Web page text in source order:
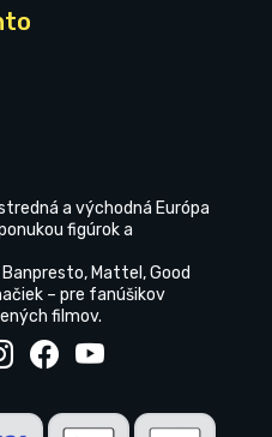
a východná Európa
figúrok a
Mattel, Good
– pre fanúšikov
filmov.